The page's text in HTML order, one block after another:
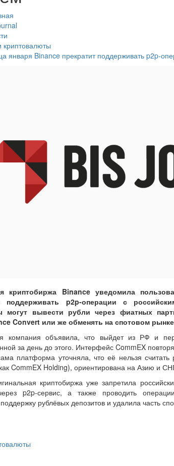
января Binance прекратит поддерживать p2p-
криптобиржа Binance уведомила
поддерживать p2p-операции с
могут вывести рубли через фиатных
Convert или же обменять на спотовом
компания объявила, что выйдет из РФ и
за день до этого. Интерфейс CommEX
платформа уточняла, что её нельзя считать
CommEX Holding), ориентирована на Азию и
криптобиржа уже запретила
p2p-сервис, а также проводить
рублёвых депозитов и удалила часть